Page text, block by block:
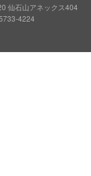
仙石山アネックス404
4224